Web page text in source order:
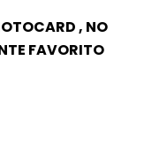
, NO
FAVORITO